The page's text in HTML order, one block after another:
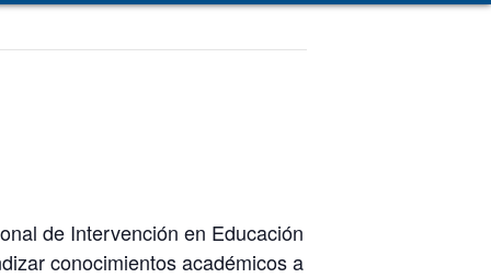
de Intervención en Educación
conocimientos académicos a